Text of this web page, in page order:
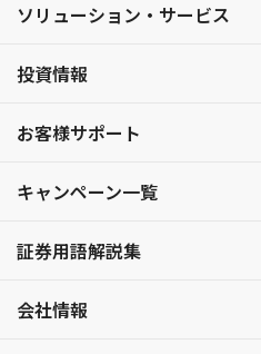
ソリューション・サービス
投資情報
お客様サポート
キャンペーン一覧
証券用語解説集
会社情報